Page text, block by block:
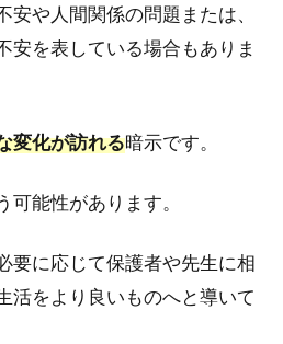
や人間関係の問題または、
安を表している場合もありま
変化が訪れる暗示です。
能性があります。
要に応じて保護者や先生に相
活をより良いものへと導いて